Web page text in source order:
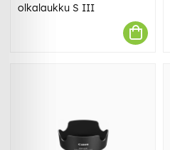
olkalaukku S III